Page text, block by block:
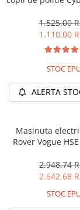
90W, 12V,
1.525,00
1.110,00
STOC
ALERTA
Masinuta
Rover Vogue
2.948,74
2.642,68
STOC